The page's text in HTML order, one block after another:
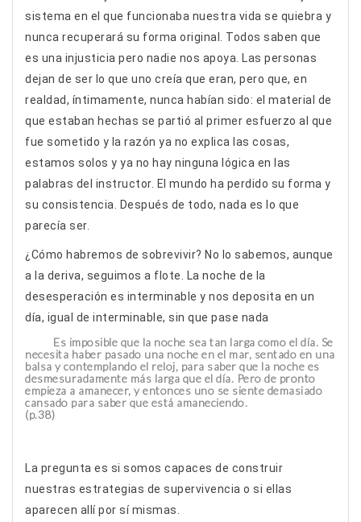
sistema en el que funcionaba nuestra vida se quiebra y
nunca recuperará su forma original. Todos saben que
es una injusticia pero nadie nos apoya. Las personas
dejan de ser lo que uno creía que eran, pero que, en
realdad, íntimamente, nunca habían sido: el material de
que estaban hechas se partió al primer esfuerzo al que
fue sometido y la razón ya no explica las cosas,
estamos solos y ya no hay ninguna lógica en las
palabras del instructor. El mundo ha perdido su forma y
su consistencia. Después de todo, nada es lo que
parecía ser.
¿Cómo habremos de sobrevivir? No lo sabemos, aunque
a la deriva, seguimos a flote. La noche de la
desesperación es interminable y nos deposita en un
día, igual de interminable, sin que pase nada
Es imposible que la noche sea tan larga como el día. Se
necesita haber pasado una noche en el mar, sentado en una
balsa y contemplando el reloj, para saber que la noche es
desmesuradamente más larga que el día. Pero de pronto
empieza a amanecer, y entonces uno se siente demasiado
cansado para saber que está amaneciendo.
(p.38)
La pregunta es si somos capaces de construir
nuestras estrategias de supervivencia o si ellas
aparecen allí por sí mismas.